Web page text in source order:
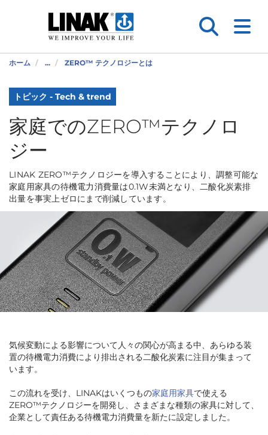
ホーム ... ZERO™ テクノロジーとは
トピック - Tech & trend
家庭でのZERO™テクノロ
ジー
LINAK ZERO™テクノロジーを導入することにより、調整可能な
家庭用家具の待機電力消費量は0.1W未満となり、二酸化炭素排
出量を事実上ゼロにまで削減しています。
気候変動による影響について人々の関心が高まる中、あらゆる装
置の待機電力消費により排出される二酸化炭素に注目が集まって
います。
この流れを受け、LINAKはいくつもの家庭用家具で使える
ZERO™テクノロジーを開発し、さまざまな種類の家具に対して、
企業として責任ある待機電力消費量を新たに設定しました。